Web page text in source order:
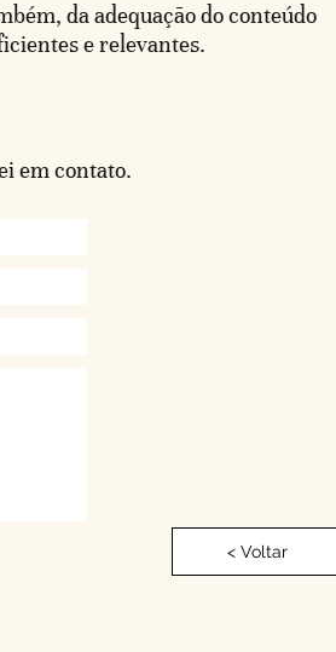
da adequação do conteúdo
e relevantes.
em contato.
< Voltar